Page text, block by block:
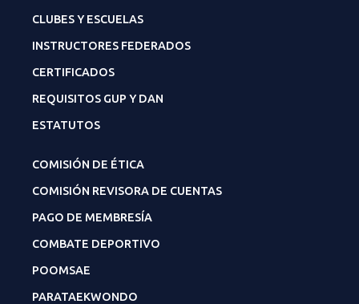
CLUBES Y ESCUELAS
INSTRUCTORES FEDERADOS
CERTIFICADOS
REQUISITOS GUP Y DAN
ESTATUTOS
COMISIÓN DE ÉTICA
COMISIÓN REVISORA DE CUENTAS
PAGO DE MEMBRESÍA
COMBATE DEPORTIVO
POOMSAE
PARATAEKWONDO